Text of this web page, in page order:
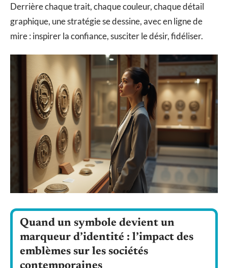
Derrière chaque trait, chaque couleur, chaque détail
graphique, une stratégie se dessine, avec en ligne de
mire : inspirer la confiance, susciter le désir, fidéliser.
Quand un symbole devient un
marqueur d’identité : l’impact des
emblèmes sur les sociétés